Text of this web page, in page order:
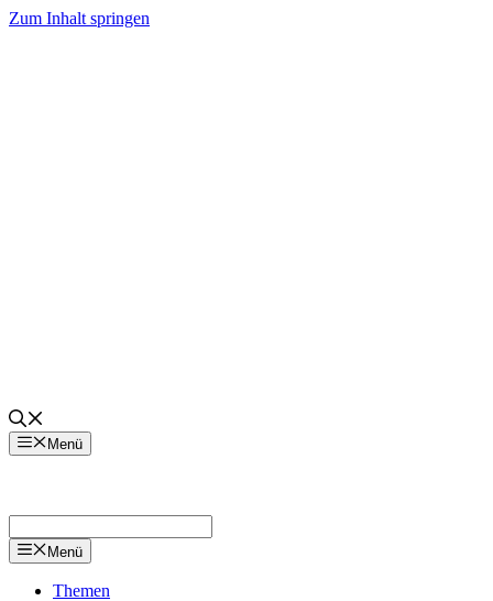
Zum Inhalt springen
Menü
Menü
Themen